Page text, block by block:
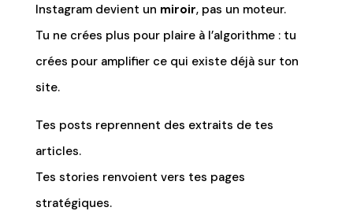
Instagram devient un miroir, pas un moteur.
Tu ne crées plus pour plaire à l’algorithme : tu
crées pour amplifier ce qui existe déjà sur ton
site.
Tes posts reprennent des extraits de tes
articles.
Tes stories renvoient vers tes pages
stratégiques.